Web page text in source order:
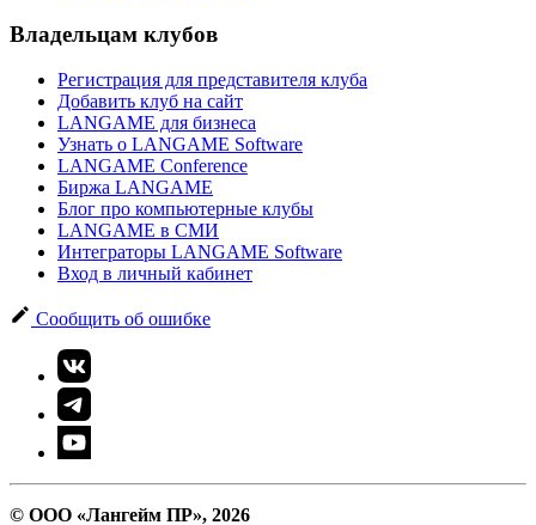
Владельцам клубов
Регистрация для представителя клуба
Добавить клуб на сайт
LANGAME для бизнеса
Узнать о LANGAME Software
LANGAME Conference
Биржа LANGAME
Блог про компьютерные клубы
LANGAME в СМИ
Интеграторы LANGAME Software
Вход в личный кабинет
Сообщить об ошибке
© ООО «Лангейм ПР», 2026